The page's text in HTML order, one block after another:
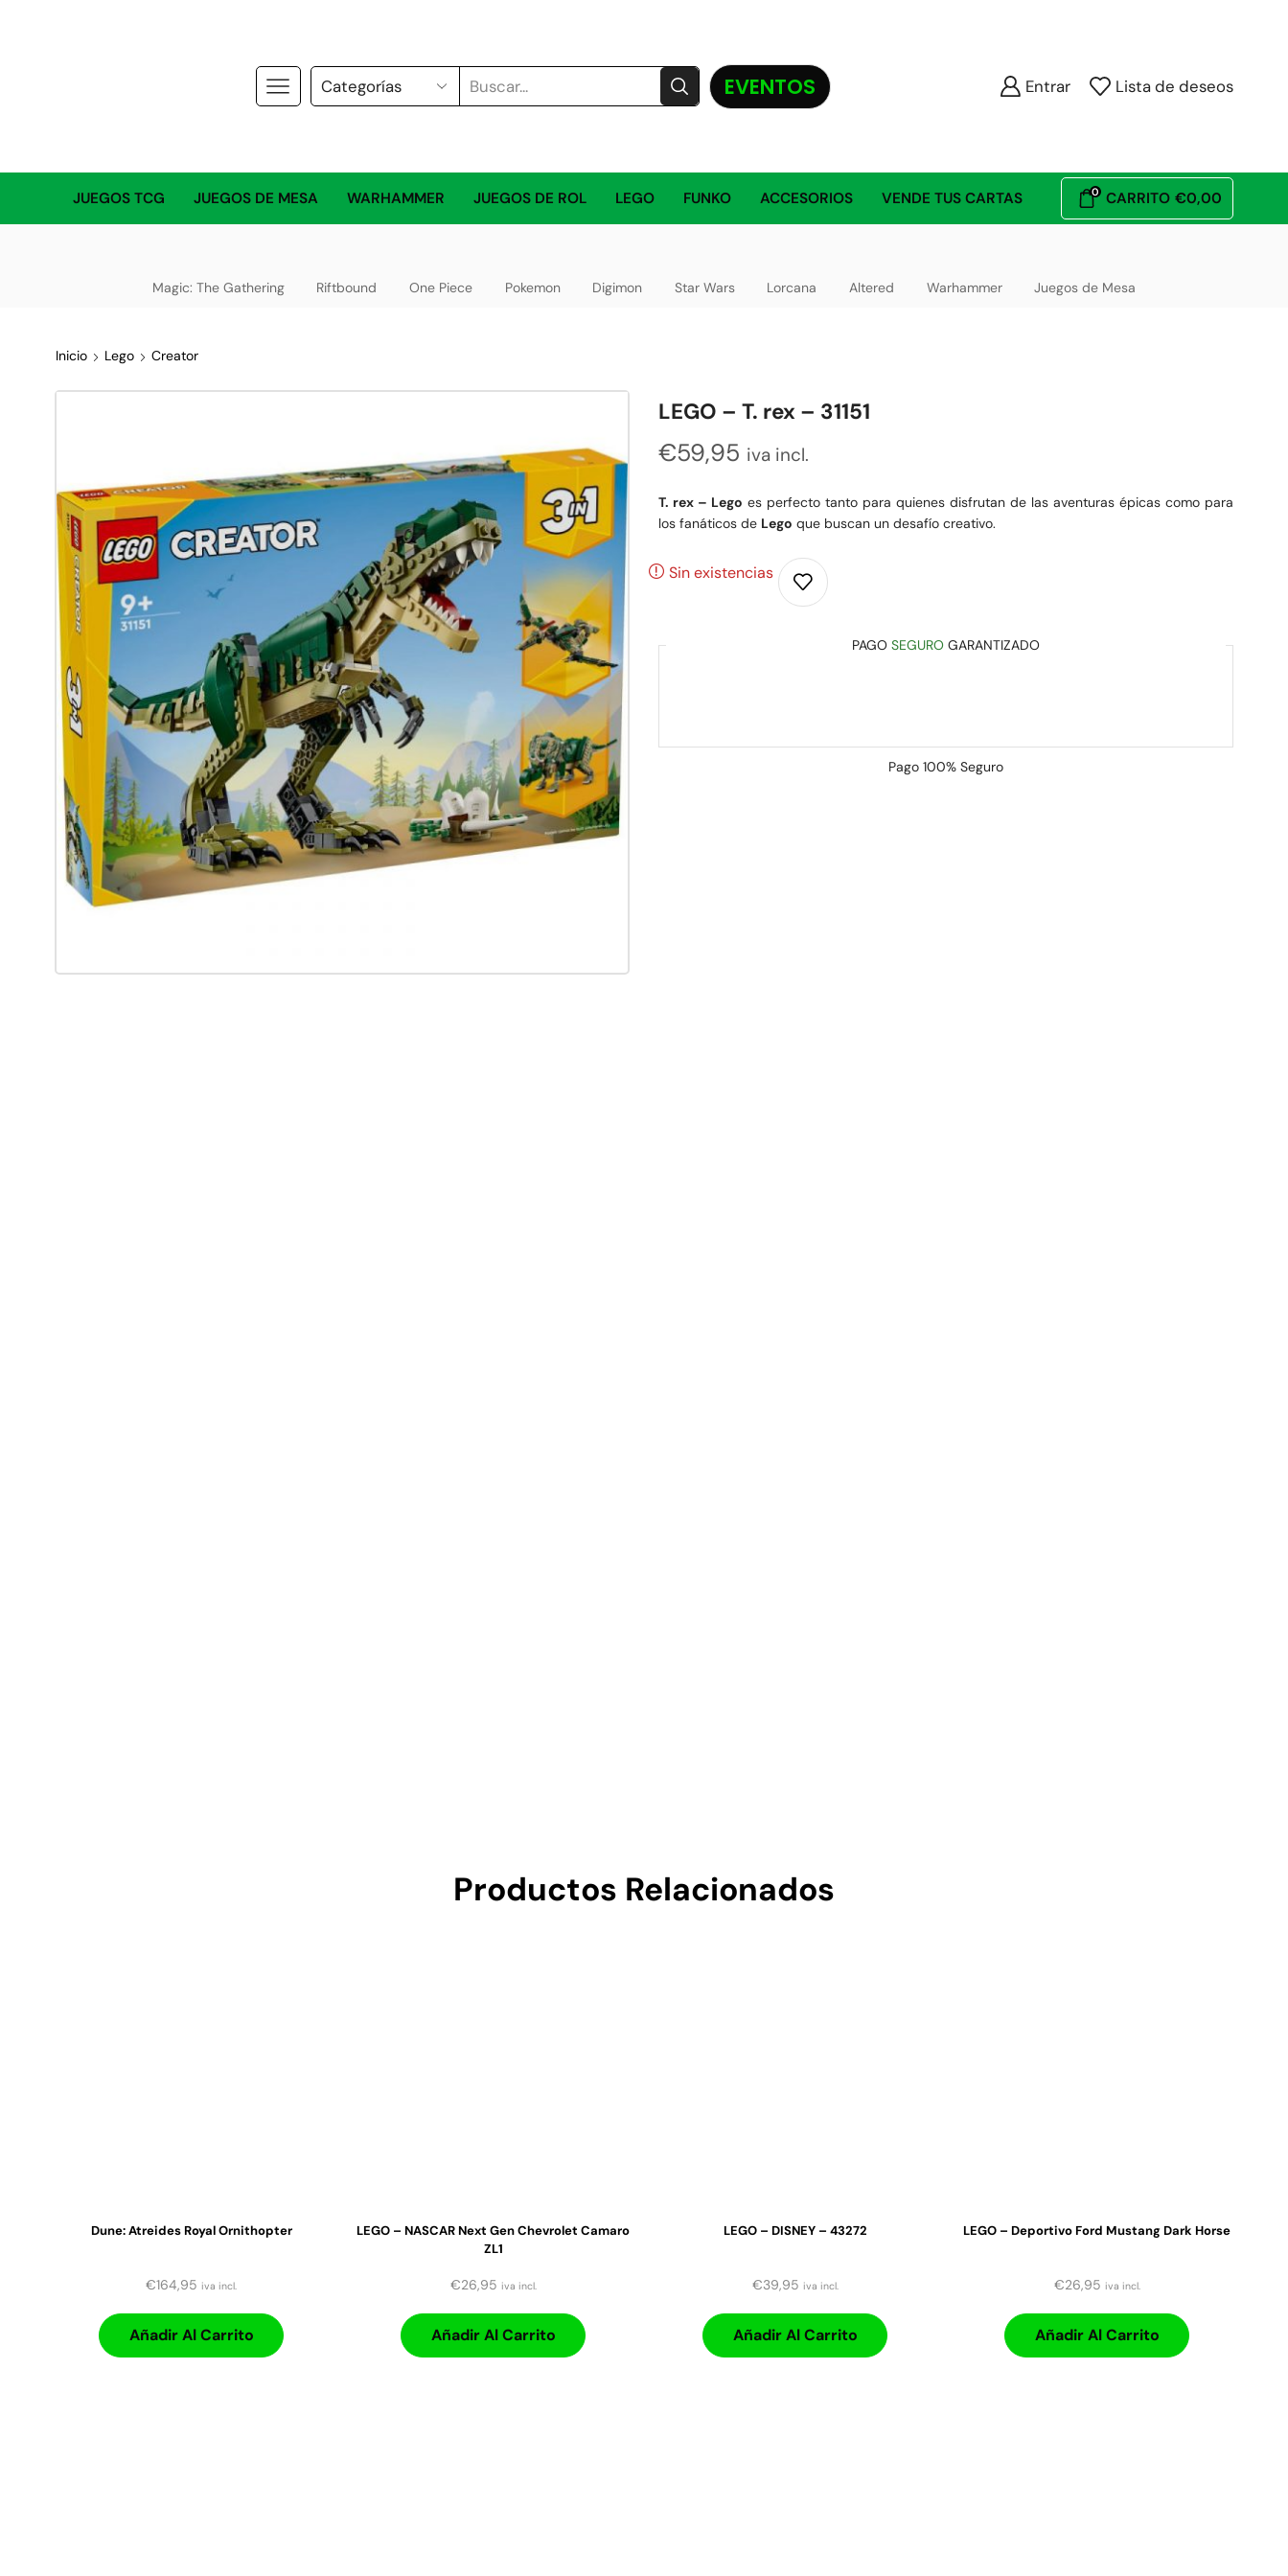
EVENTOS Entrar Lista de deseos
JUEGOS TCG JUEGOS DE MESA WARHAMMER JUEGOS DE ROL LEGO FUNKO ACCESORIOS VENDE TUS CARTAS 0 CARRITO €0,00
Magic: The Gathering Riftbound One Piece Pokemon Digimon Star Wars Lorcana Altered Warhammer Juegos de Mesa
Inicio Lego Creator
LEGO – T. rex – 31151
€59,95 iva incl.
T. rex – Lego es perfecto tanto para quienes disfrutan de las aventuras épicas como para
los fanáticos de Lego que buscan un desafío creativo.
Sin existencias
PAGO SEGURO GARANTIZADO
Pago 100% Seguro
Productos Relacionados
Dune: Atreides Royal Ornithopter
€164,95 iva incl.
Añadir Al Carrito
LEGO – NASCAR Next Gen Chevrolet Camaro
ZL1
€26,95 iva incl.
Añadir Al Carrito
LEGO – DISNEY – 43272
€39,95 iva incl.
Añadir Al Carrito
LEGO – Deportivo Ford Mustang Dark Horse
€26,95 iva incl.
Añadir Al Carrito